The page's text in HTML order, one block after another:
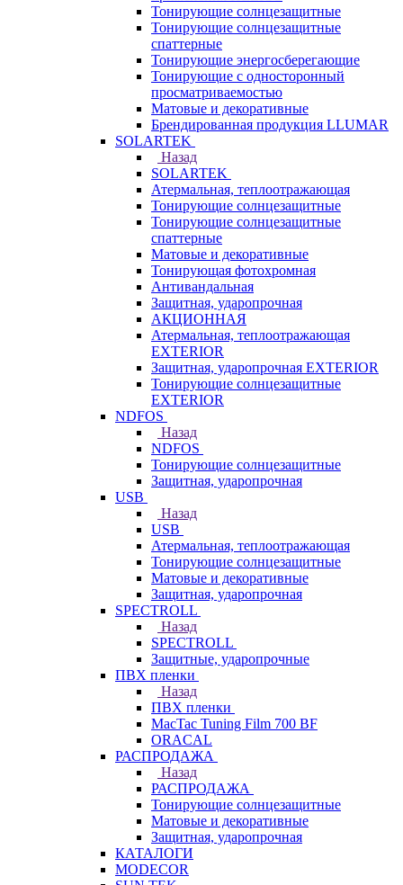
Тонирующие солнцезащитные
Тонирующие солнцезащитные
спаттерные
Тонирующие энергосберегающие
Тонирующие с односторонный
просматриваемостью
Матовые и декоративные
Брендированная продукция LLUMAR
SOLARTEK
Назад
SOLARTEK
Атермальная, теплоотражающая
Тонирующие солнцезащитные
Тонирующие солнцезащитные
спаттерные
Матовые и декоративные
Тонирующая фотохромная
Антивандальная
Защитная, ударопрочная
АКЦИОННАЯ
Атермальная, теплоотражающая
EXTERIOR
Защитная, ударопрочная EXTERIOR
Тонирующие солнцезащитные
EXTERIOR
NDFOS
Назад
NDFOS
Тонирующие солнцезащитные
Защитная, ударопрочная
USB
Назад
USB
Атермальная, теплоотражающая
Тонирующие солнцезащитные
Матовые и декоративные
Защитная, ударопрочная
SPECTROLL
Назад
SPECTROLL
Защитные, ударопрочные
ПВХ пленки
Назад
ПВХ пленки
MacTac Tuning Film 700 BF
ORACAL
РАСПРОДАЖА
Назад
РАСПРОДАЖА
Тонирующие солнцезащитные
Матовые и декоративные
Защитная, ударопрочная
КАТАЛОГИ
MODECOR